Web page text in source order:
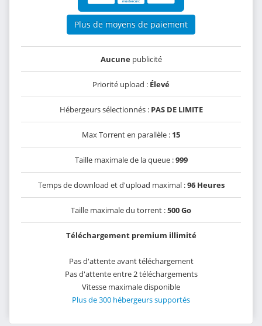
Plus de moyens de paiement
Aucunepublicité
Priorité upload : Élevé
Hébergeurs sélectionnés : PAS DE LIMITE
Max Torrent en parallèle : 15
Taille maximale de la queue :999
Temps de download et d'upload maximal :96 Heures
Taille maximale du torrent :500 Go
Téléchargement premium illimité
Pas d'attente avant téléchargement
Pas d'attente entre 2 téléchargements
Vitesse maximale disponible
Plus de 300 hébergeurs supportés